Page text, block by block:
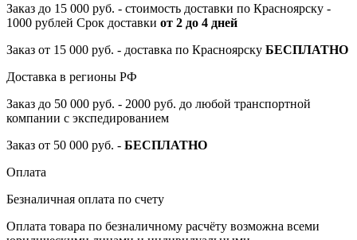
Заказ до 15 000 руб. - стоимость доставки по Красноярску -
1000 рублей Срок доставки от 2 до 4 дней
Заказ от 15 000 руб. - доставка по Красноярску БЕСПЛАТНО
Доставка в регионы РФ
Заказ до 50 000 руб. - 2000 руб. до любой транспортной
компании с экспедированием
Заказ от 50 000 руб. - БЕСПЛАТНО
Оплата
Безналичная оплата по счету
Оплата товара по безналичному расчёту возможна всеми